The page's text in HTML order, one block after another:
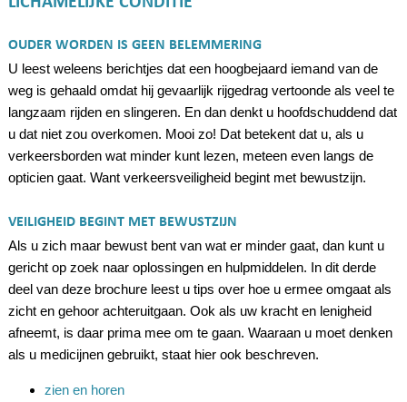
OUDER WORDEN IS GEEN BELEMMERING
U leest weleens berichtjes dat een hoogbejaard iemand van de
weg is gehaald omdat hij gevaarlijk rijgedrag vertoonde als veel te
langzaam rijden en slingeren. En dan denkt u hoofdschuddend dat
u dat niet zou overkomen. Mooi zo! Dat betekent dat u, als u
verkeersborden wat minder kunt lezen, meteen even langs de
opticien gaat. Want verkeersveiligheid begint met bewustzijn.
VEILIGHEID BEGINT MET BEWUSTZIJN
Als u zich maar bewust bent van wat er minder gaat, dan kunt u
gericht op zoek naar oplossingen en hulpmiddelen. In dit derde
deel van deze brochure leest u tips over hoe u ermee omgaat als
zicht en gehoor achteruitgaan. Ook als uw kracht en lenigheid
afneemt, is daar prima mee om te gaan. Waaraan u moet denken
als u medicijnen gebruikt, staat hier ook beschreven.
zien en horen